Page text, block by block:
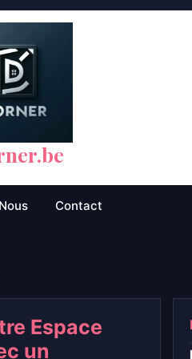
Contact
Espace
un